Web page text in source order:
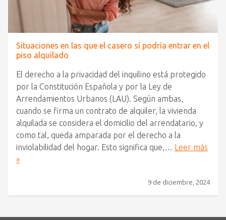
Situaciones en las que el casero sí podría entrar en el
piso alquilado
El derecho a la privacidad del inquilino está protegido
por la Constitución Española y por la Ley de
Arrendamientos Urbanos (LAU). Según ambas,
cuando se firma un contrato de alquiler, la vivienda
alquilada se considera el domicilio del arrendatario, y
como tal, queda amparada por el derecho a la
inviolabilidad del hogar. Esto significa que,…
Leer más
»
9 de diciembre, 2024